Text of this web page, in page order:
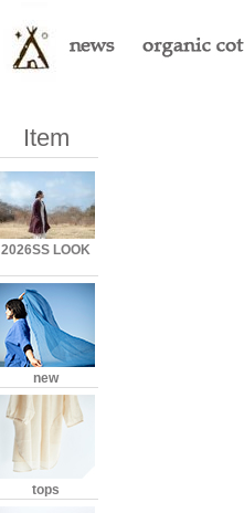
Item
2026SS LOOK
new
tops